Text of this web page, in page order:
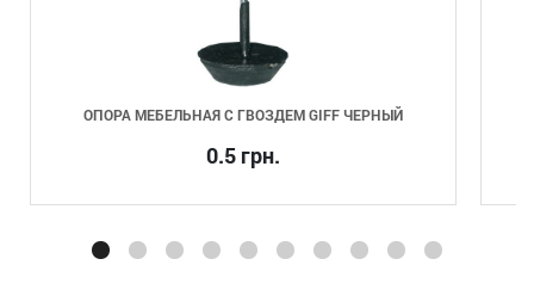
ОПОРА МЕБЕЛЬНАЯ С ГВОЗДЕМ GIFF ЧЕРНЫЙ
0.5 грн.